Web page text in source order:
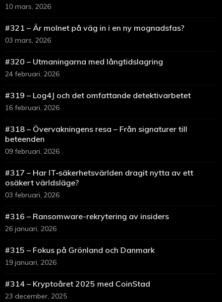
10 mars, 2026
#321 – Är molnet på väg in i en ny mognadsfas?
03 mars, 2026
#320 – Utmaningarna med långtidslagring
24 februari, 2026
#319 – Log4J och det omfattande detektivarbetet
16 februari, 2026
#318 – Övervakningens resa – Från signaturer till
beteenden
09 februari, 2026
#317 – Har IT‑säkerhetsvärlden dragit nytta av ett
osäkert världsläge?
03 februari, 2026
#316 – Ransomware-rekrytering av insiders
26 januari, 2026
#315 – Fokus på Grönland och Danmark
19 januari, 2026
#314 – Kryptoåret 2025 med CoinStad
23 december, 2025